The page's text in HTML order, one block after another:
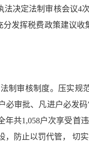
决定法制审核会议4
发挥税费政策建议收
制审核制度。压实规
必审批、凡进户必发
共1,058户次享受首
，防止以罚代管， 切